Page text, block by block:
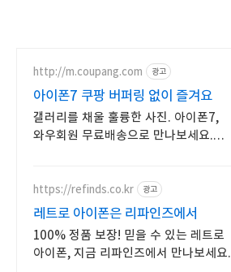
http://m.coupang.com 광고
아이폰7 쿠팡 버퍼링 없이 즐겨요
갤러리를 채울 훌륭한 사진. 아이폰7,
와우회원 무료배송으로 만나보세요.
https://refinds.co.kr 광고
레트로 아이폰은 리파인즈에서
100% 정품 보장! 믿을 수 있는 레트로
아이폰, 지금 리파인즈에서 만나보세요.